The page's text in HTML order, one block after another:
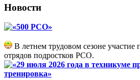
Новости
«500 РСО»
В летнем трудовом сезоне
отрядов подростков РСО.
«29 июля 2026 года в техникуме
тренировка»